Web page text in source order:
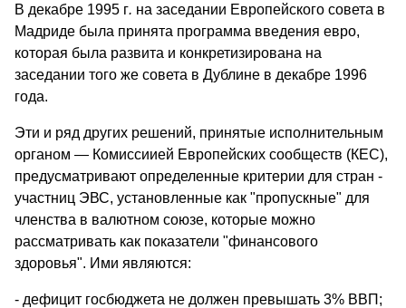
В декабре 1995 г. на заседании Европейского совета в
Мадриде была принята программа введения евро,
которая была развита и конкретизирована на
заседании того же совета в Дублине в декабре 1996
года.
Эти и ряд других решений, принятые исполнительным
органом — Комиссиией Европейских сообществ (КЕС),
предусматривают определенные критерии для стран -
участниц ЭВС, установленные как "пропускные" для
членства в валютном союзе, которые можно
рассматривать как показатели "финансового
здоровья". Ими являются:
- дефицит госбюджета не должен превышать 3% ВВП;